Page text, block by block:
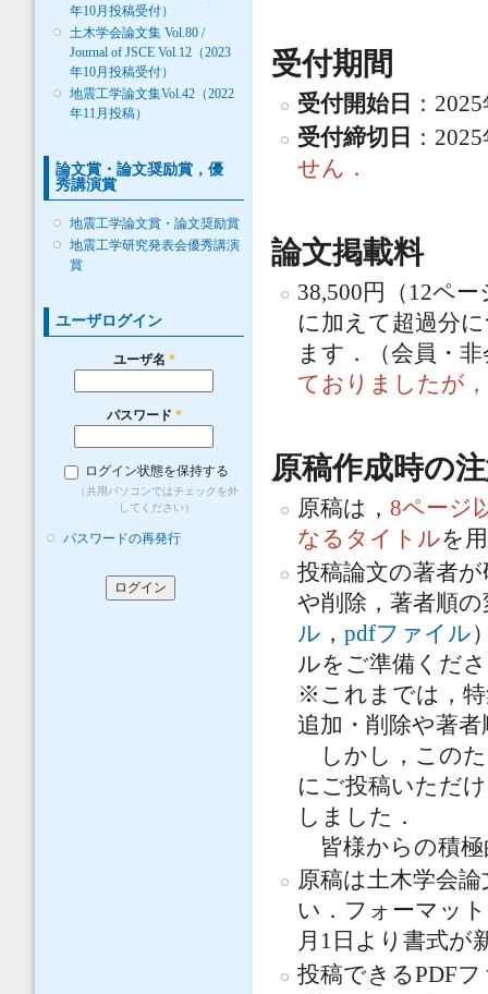
年10月投稿受付）
土木学会論文集 Vol.80 /
Journal of JSCE Vol.12（2023
年10月投稿受付）
地震工学論文集Vol.42（2022
年11月投稿）
論文賞・論文奨励賞，優
秀講演賞
地震工学論文賞・論文奨励賞
地震工学研究発表会優秀講演
賞
ユーザログイン
ユーザ名 *
パスワード *
ログイン状態を保持する
（共用パソコンではチェックを外
してください）
パスワードの再発行
受付期間
受付開始日
：
受付締切日
：
せん．
論文掲載料
38,500円（12ペ
に加えて超過分
ます．（会員・
ておりましたが
原稿作成時の
原稿は，8ページ
なるタイトルを
投稿論文の著者
や削除，著者順
ル ，pdfファイル
ルをご準備くだ
※これまでは，特
追加・削除や著
しかし，このた
にご投稿いただ
しました．
皆様からの積極
原稿は土木学会
い．フォーマッ
月1日より書式が
投稿できるPDF